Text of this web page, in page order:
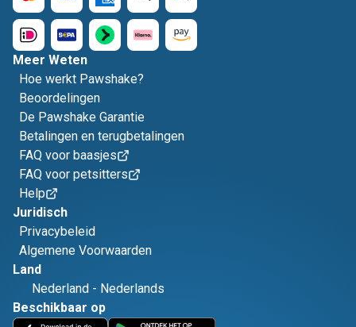
Meer Weten
Hoe werkt Pawshake?
Beoordelingen
De Pawshake Garantie
Betalingen en terugbetalingen
FAQ voor baasjes
FAQ voor petsitters
Help
Juridisch
Privacybeleid
Algemene Voorwaarden
Land
Nederland - Nederlands
Beschikbaar op